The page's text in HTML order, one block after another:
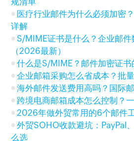
医疗行业邮件为什么必须加密
详解
S/MIME证书是什么？企业邮
（2026最新）
什么是S/MIME？邮件加密证
企业邮箱采购怎么省成本？批
海外邮件发送费用高吗？国际
跨境电商邮箱成本怎么控制？
2026年做外贸常用的6个邮件
外贸SOHO收款避坑：PayPal
么选